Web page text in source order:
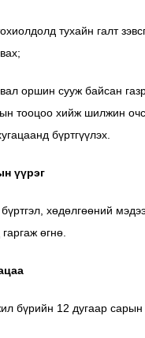
тухайн галт
оршин сууж байсан
тооцоо хийж шилжин
бүртгүүлэх.
үүрэг
бүртгэл, хөдөлгөөний
өгнө.
бүрийн 12 дугаар